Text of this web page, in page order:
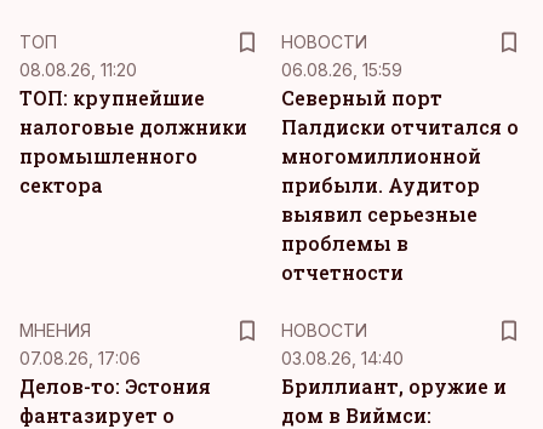
ТОП
08.08.26, 11:20
ТОП: крупнейшие
налоговые должники
промышленного
сектора
НОВОСТИ
06.08.26, 15:59
Северный порт
Палдиски отчитался о
многомиллионной
прибыли. Аудитор
выявил серьезные
проблемы в
отчетности
MНЕНИЯ
07.08.26, 17:06
Делов-то: Эстония
фантазирует о
НОВОСТИ
03.08.26, 14:40
Бриллиант, оружие и
дом в Виймси: